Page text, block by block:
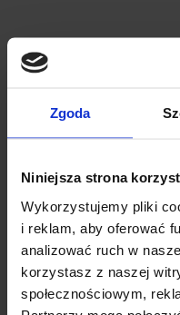
Zgoda
Niniejsza strona
Wykorzystujemy pliki
i reklam, aby oferować
analizować ruch w
korzystasz z naszej
społecznościowym,
CRUZ Cargo Xpro
Cruz Cargo Xpro SF